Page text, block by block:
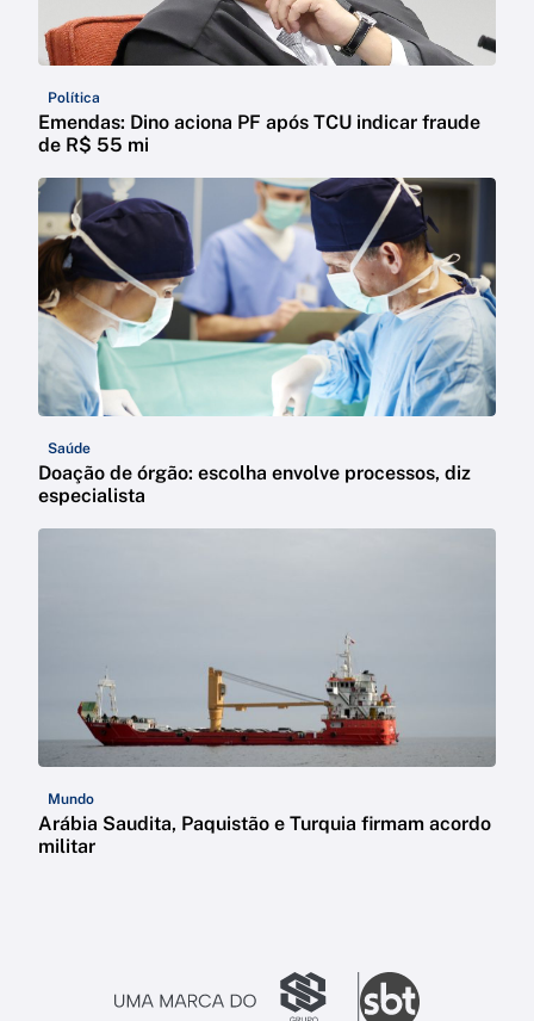
Política
Emendas: Dino aciona PF após TCU indicar fraude
de R$ 55 mi
Saúde
Doação de órgão: escolha envolve processos, diz
especialista
Mundo
Arábia Saudita, Paquistão e Turquia firmam acordo
militar